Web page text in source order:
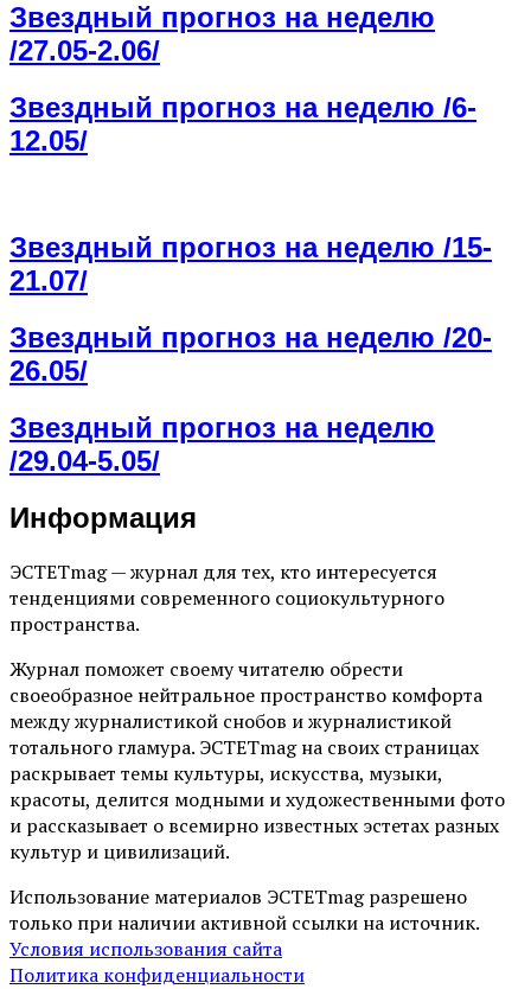
Звездный прогноз на неделю
/27.05-2.06/
Звездный прогноз на неделю /6-
12.05/
Звездный прогноз на неделю /15-
21.07/
Звездный прогноз на неделю /20-
26.05/
Звездный прогноз на неделю
/29.04-5.05/
Информация
ЭСТЕТmag — журнал для тех, кто интересуется
тенденциями современного социокультурного
пространства.
Журнал поможет своему читателю обрести
своеобразное нейтральное пространство комфорта
между журналистикой снобов и журналистикой
тотального гламура. ЭСТЕТmag на своих страницах
раскрывает темы культуры, искусства, музыки,
красоты, делится модными и художественными фото
и рассказывает о всемирно известных эстетах разных
культур и цивилизаций.
Использование материалов ЭСТЕТmag разрешено
только при наличии активной ссылки на источник.
Условия использования сайта
Политика конфиденциальности